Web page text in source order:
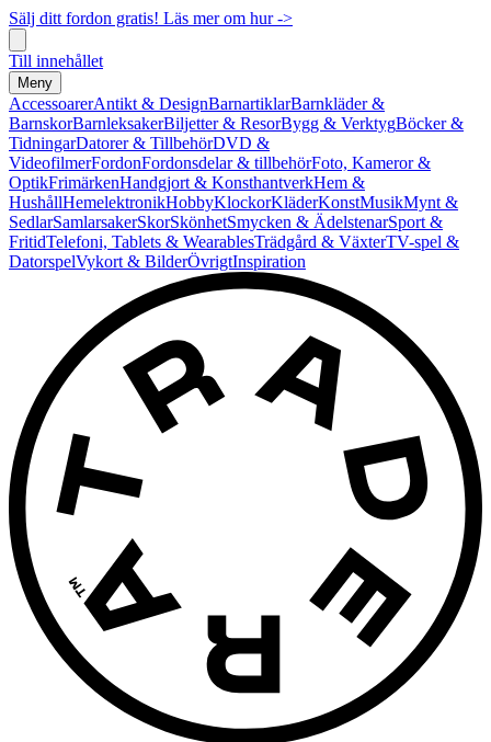
Sälj ditt fordon gratis! Läs mer om hur ->
Till innehållet
Meny
AccessoarerAntikt & DesignBarnartiklarBarnkläder &
BarnskorBarnleksakerBiljetter & ResorBygg & VerktygBöcker &
TidningarDatorer & TillbehörDVD &
VideofilmerFordonFordonsdelar & tillbehörFoto, Kameror &
OptikFrimärkenHandgjort & KonsthantverkHem &
HushållHemelektronikHobbyKlockorKläderKonstMusikMynt &
SedlarSamlarsakerSkorSkönhetSmycken & ÄdelstenarSport &
FritidTelefoni, Tablets & WearablesTrädgård & VäxterTV-spel &
DatorspelVykort & BilderÖvrigtInspiration